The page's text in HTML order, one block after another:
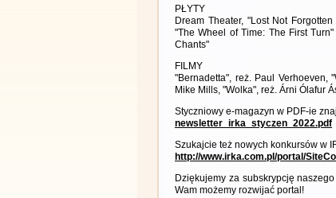
PŁYTY
Dream Theater, "Lost Not
"The Wheel of Time: The First
Chants"
FILMY
"Bernadetta", reż. Paul Verhoeven,
Mike Mills, "Wolka", reż. Árni Ólafur
Styczniowy e-magazyn w PDF-ie
newsletter_irka_styczen_2022.pdf
Szukajcie też nowych konkursów w
http://www.irka.com.pl/portal/
Dziękujemy za subskrypcję
Wam możemy rozwijać portal!